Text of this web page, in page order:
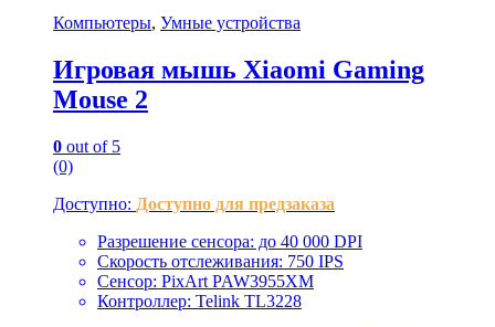
Компьютеры, Умные устройства
Игровая мышь Xiaomi Gaming
Mouse 2
0 out of 5
(0)
Доступно: Доступно для предзаказа
Разрешение сенсора: до 40 000 DPI
Скорость отслеживания: 750 IPS
Сенсор: PixArt PAW3955XM
Контроллер: Telink TL3228